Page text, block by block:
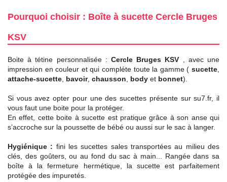
Pourquoi choisir : Boîte à sucette Cercle Bruges
KSV
Boite à tétine personnalisée : Cercle Bruges KSV
, avec une
impression en couleur et qui compléte toute la gamme ( sucette
attache-sucette bavoir, chausson body et bonnet).
Si vous avez opter pour une des sucettes présente sur su7.fr, il
vous faut une boite pour la protéger.
En effet, cette boite à sucette est pratique grâce à son anse qui
s’accroche sur la poussette de bébé ou aussi sur le sac à langer.
Hygiénique : fini les sucettes sales transportées au milieu des
clés, des goûters, ou au fond du sac à main... Rangée dans sa
boîte à la fermeture hermétique, la sucette est parfaitement
protégée des impuretés.